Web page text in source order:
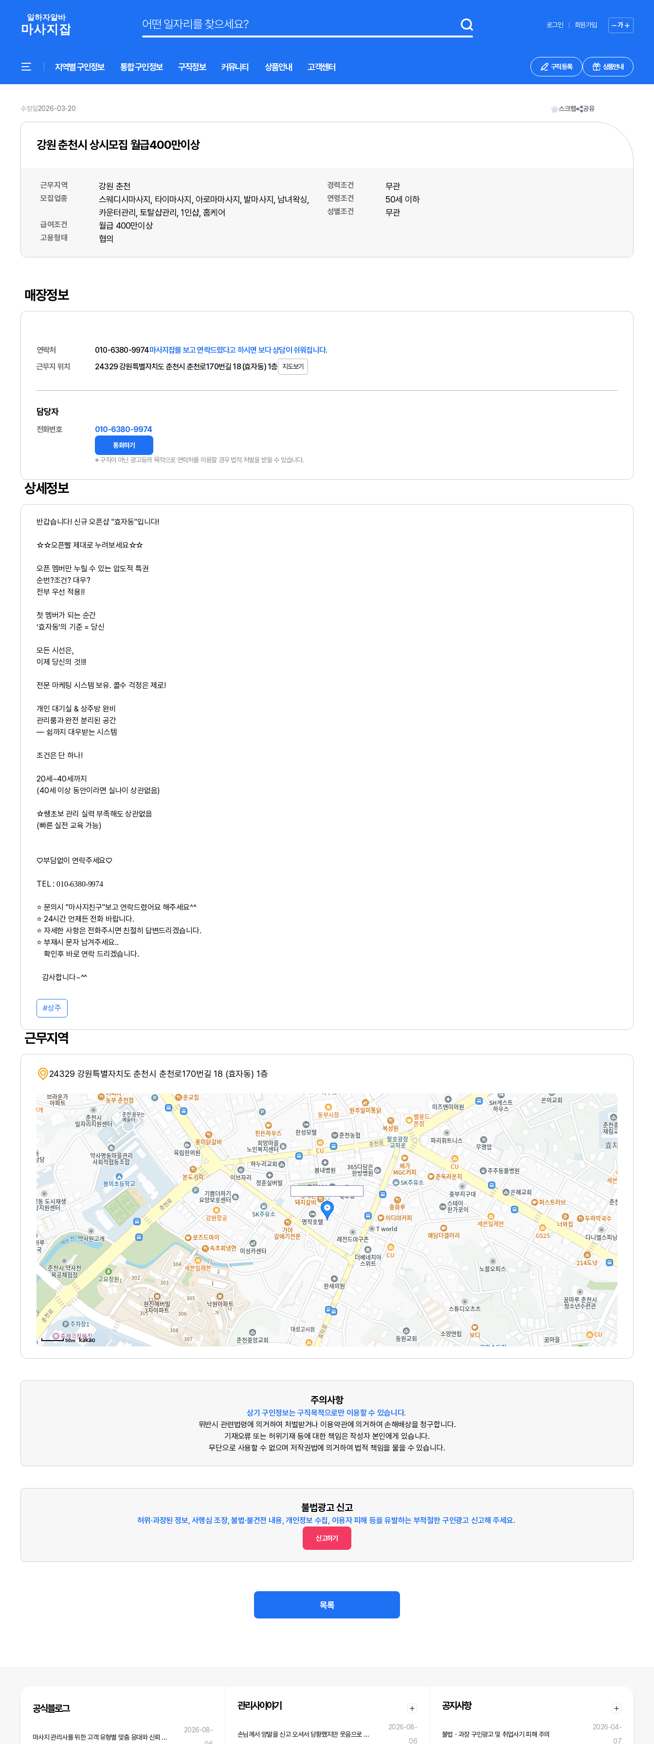
로그인 회원가입 가
지역별 구인정보 통합 구인정보 구직정보 커뮤니티 상품안내 고객센터 구직 등록 상품안내
수정일2026-03-20 스크랩 공유
강원 춘천시 상시모집 월급400만이상
근무지역 강원 춘천
모집업종 스웨디시마사지 타이마사지 아로마마사지 발마사지
남녀왁싱
카운터관리 토탈샵관리 1인샵 홈케어
급여조건 월급 400만이상
고용형태 협의
경력조건 무관
연령조건 50세 이하
성별조건 무관
매장정보
연락처 010-6380-9974마사지잡를 보고 연락드렸다고 하시면 보다 상담이 쉬워집니다.
근무지 위치
24329 강원특별자치도 춘천시 춘천로170번길 18 (효자동) 1층 지도보기
담당자
전화번호 010-6380-9974
통화하기
※ 구직이 아닌 광고등의 목적으로 연락처를 이용할 경우 법적 처벌을 받을 수 있습니다.
상세정보
반갑습니다! 신규 오픈샵 "효자동"입니다!
☆☆오픈빨 제대로 누려보세요☆☆
오픈 멤버만 누릴 수 있는 압도적 특권
순번?조건? 대우?
전부 우선 적용!!
첫 멤버가 되는 순간
‘효자동’의 기준 = 당신
모든 시선은,
이제 당신의 것!!!
전문 마케팅 시스템 보유. 콜수 걱정은 제로!
개인 대기실 & 상주방 완비
관리룸과 완전 분리된 공간
— 쉼까지 대우받는 시스템
조건은 단 하나!
20세~40세까지
(40세 이상 동안이라면 실나이 상관없음)
☆쌩초보 관리 실력 부족해도 상관없음
(빠른 실전 교육 가능)
♡부담없이 연락주세요♡
TEL :010-6380-9974
⭐ 문의시 "마사지친구"보고 연락드렸어요 해주세요^^
⭐ 24시간 언제든 전화 바랍니다.
⭐ 자세한 사항은 전화주시면 친절히 답변드리겠습니다.
⭐ 부재시 문자 남겨주세요..
확인후 바로 연락 드리겠습니다.
감사합니다~^^
상주
근무지역
24329 강원특별자치도 춘천시 춘천로170번길 18 (효자동) 1층
50m
주의사항
상기 구인정보는 구직목적으로만 이용할 수 있습니다.
위반시 관련법령에 의거하여 처벌받거나 이용약관에 의거하여 손해배상을 청구합니다.
기재오류 또는 허위기재 등에 대한 책임은 작성자 본인에게 있습니다.
무단으로 사용할 수 없으며 저작권법에 의거하여 법적 책임을 물을 수 있습니다.
불법광고 신고
허위·과장된 정보, 사행심 조장, 불법·불건전 내용, 개인정보 수집, 이용자 피해 등을 유발하는 부적절한 구인광고 신고해 주세요.
신고하기
목록
공식블로그
마사지 관리사를 위한 고객 유형별 맞춤 응대와 신뢰 구축 전략
2026-08-
관리사이야기
손님께서 양말을 신고 오셔서 당황했지만 웃음으로 넘긴 하루
2026-08-
06
공지사항
불법ㆍ과장 구인광고 및 취업사기 피해 주의
2026-04-
07